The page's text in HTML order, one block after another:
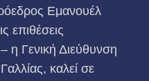
Εμανουέλ
επιθέσεις
η Γενική Διεύθυνση
καλεί σε